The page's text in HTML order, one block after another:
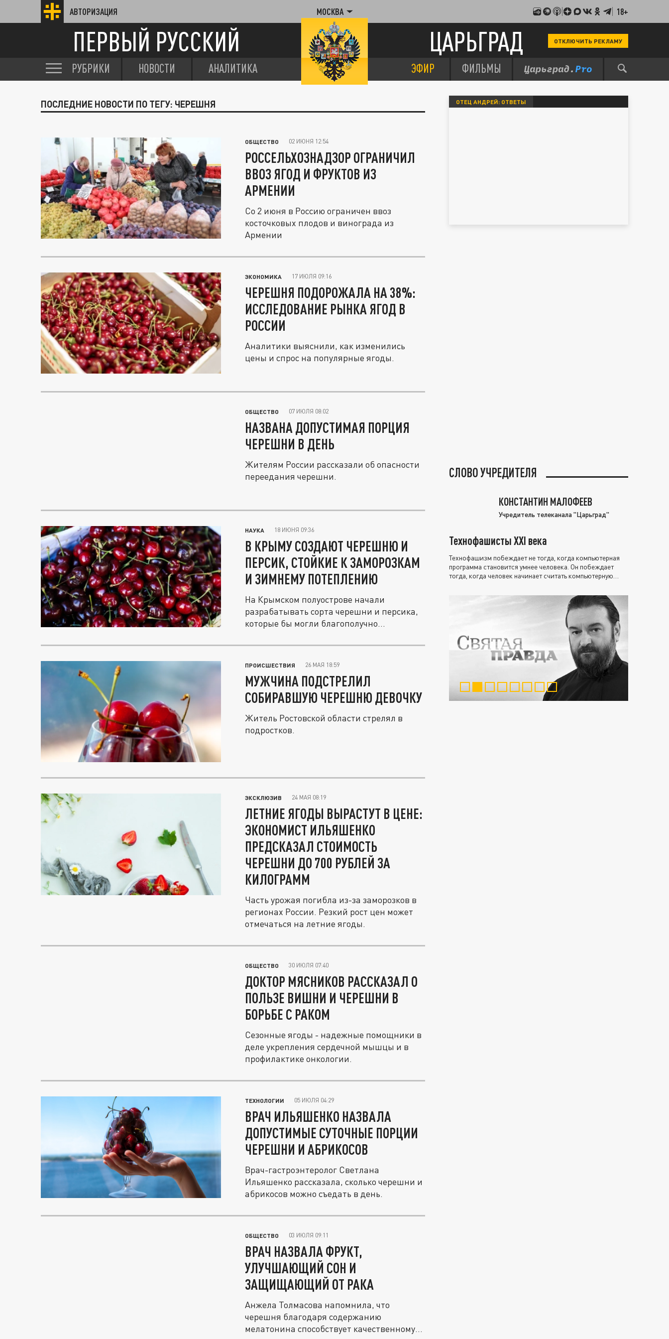
АВТОРИЗАЦИЯ МОСКВА 18+
ПЕРВЫЙ РУССКИЙ ЦАРЬГРАД ОТКЛЮЧИТЬ РЕКЛАМУ
РУБРИКИ НОВОСТИ АНАЛИТИКА ЭФИР ФИЛЬМЫ
ПОСЛЕДНИЕ НОВОСТИ ПО ТЕГУ: ЧЕРЕШНЯ
ОБЩЕСТВО 02 ИЮНЯ 12:54
РОССЕЛЬХОЗНАДЗОР ОГРАНИЧИЛ
ВВОЗ ЯГОД И ФРУКТОВ ИЗ
АРМЕНИИ
Со 2 июня в Россию ограничен ввоз
косточковых плодов и винограда из
Армении
ЭКОНОМИКА 17 ИЮЛЯ 09:16
ЧЕРЕШНЯ ПОДОРОЖАЛА НА 38%:
ИССЛЕДОВАНИЕ РЫНКА ЯГОД В
РОССИИ
Аналитики выяснили, как изменились
цены и спрос на популярные ягоды.
ОБЩЕСТВО 07 ИЮЛЯ 08:02
НАЗВАНА ДОПУСТИМАЯ ПОРЦИЯ
ЧЕРЕШНИ В ДЕНЬ
Жителям России рассказали об опасности
переедания черешни.
НАУКА 18 ИЮНЯ 09:36
В КРЫМУ СОЗДАЮТ ЧЕРЕШНЮ И
ПЕРСИК, СТОЙКИЕ К ЗАМОРОЗКАМ
И ЗИМНЕМУ ПОТЕПЛЕНИЮ
На Крымском полуострове начали
разрабатывать сорта черешни и персика,
которые бы могли благополучно
ПРОИСШЕСТВИЯ 26 МАЯ 18:59
МУЖЧИНА ПОДСТРЕЛИЛ
СОБИРАВШУЮ ЧЕРЕШНЮ ДЕВОЧКУ
Житель Ростовской области стрелял в
подростков.
ЭКСКЛЮЗИВ 24 МАЯ 08:19
ЛЕТНИЕ ЯГОДЫ ВЫРАСТУТ В ЦЕНЕ:
ЭКОНОМИСТ ИЛЬЯШЕНКО
ПРЕДСКАЗАЛ СТОИМОСТЬ
ЧЕРЕШНИ ДО 700 РУБЛЕЙ ЗА
КИЛОГРАММ
Часть урожая погибла из-за заморозков в
регионах России. Резкий рост цен может
отмечаться на летние ягоды.
ОБЩЕСТВО 30 ИЮЛЯ 07:40
ДОКТОР МЯСНИКОВ РАССКАЗАЛ О
ПОЛЬЗЕ ВИШНИ И ЧЕРЕШНИ В
БОРЬБЕ С РАКОМ
Сезонные ягоды - надежные помощники в
деле укрепления сердечной мышцы и в
профилактике онкологии.
ТЕХНОЛОГИИ 05 ИЮЛЯ 04:29
ВРАЧ ИЛЬЯШЕНКО НАЗВАЛА
ДОПУСТИМЫЕ СУТОЧНЫЕ ПОРЦИИ
ЧЕРЕШНИ И АБРИКОСОВ
Врач-гастроэнтеролог Светлана
Ильяшенко рассказала, сколько черешни и
абрикосов можно съедать в день.
ОБЩЕСТВО 03 ИЮЛЯ 09:11
ВРАЧ НАЗВАЛА ФРУКТ,
УЛУЧШАЮЩИЙ СОН И
ЗАЩИЩАЮЩИЙ ОТ РАКА
Анжела Толмасова напомнила, что
черешня благодаря содержанию
мелатонина способствует качественному
ОТЕЦ АНДРЕЙ: ОТВЕТЫ
СЛОВО УЧРЕДИТЕЛЯ
КОНСТАНТИН МАЛОФЕЕВ
Учредитель телеканала "Царьград"
Технофашисты XXI века
Технофашизм побеждает не тогда, когда компьютерная
программа становится умнее человека. Он побеждает
тогда, когда человек начинает считать компьютерную